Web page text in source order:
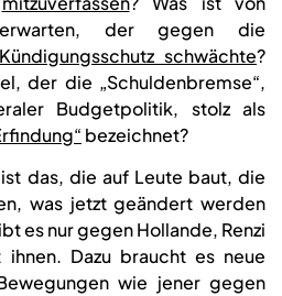
der gegen die
Kündigungsschutz schwächte?
der die „Schuldenbremse“,
Budgetpolitik, stolz als
bezeichnet?
das, die auf Leute baut, die
was jetzt geändert werden
es nur gegen Hollande, Renzi
Dazu braucht es neue
wie jener gegen